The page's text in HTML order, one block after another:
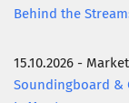
Behind the
15.10.2026 -
Soundingboard &